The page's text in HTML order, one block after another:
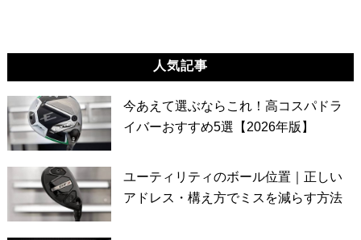
人気記事
今あえて選ぶならこれ！高コスパドラ
イバーおすすめ5選【2026年版】
ユーティリティのボール位置｜正しい
アドレス・構え方でミスを減らす方法